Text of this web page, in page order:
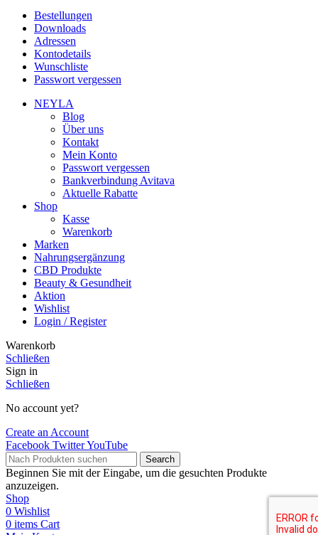
Bestellungen
Downloads
Adressen
Kontodetails
Wunschliste
Passwort vergessen
NEYLA
Blog
Über uns
Kontakt
Mein Konto
Passwort vergessen
Bankverbindung Avitava
Aktuelle Rabatte
Shop
Kasse
Warenkorb
Marken
Nahrungsergänzung
CBD Produkte
Beauty & Gesundheit
Aktion
Wishlist
Login / Register
Warenkorb
Schließen
Sign in
Schließen
No account yet?
Create an Account
Facebook TwitterYouTube
Search
Beginnen Sie mit der Eingabe, um die gesuchten Produkte
anzuzeigen.
Shop
0 Wishlist
0 items Cart